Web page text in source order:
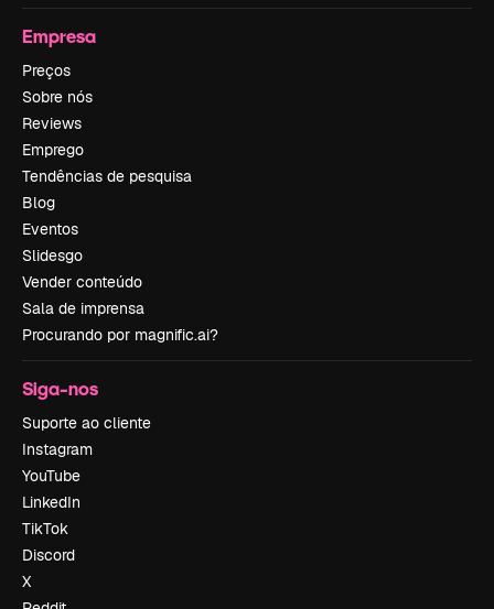
Empresa
Preços
Sobre nós
Reviews
Emprego
Tendências de pesquisa
Blog
Eventos
Slidesgo
Vender conteúdo
Sala de imprensa
Procurando por magnific.ai?
Siga-nos
Suporte ao cliente
Instagram
YouTube
LinkedIn
TikTok
Discord
X